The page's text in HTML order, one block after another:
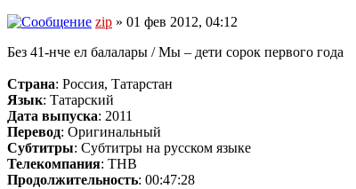
zip » 01 фев 2012, 04:12
Без 41-нче ел балалары / Мы – дети сорок первого года
Страна: Россия, Татарстан
Язык: Татарский
Дата выпуска: 2011
Перевод: Оригинальный
Субтитры: Субтитры на русском языке
Телекомпания: ТНВ
Продолжительность: 00:47:28